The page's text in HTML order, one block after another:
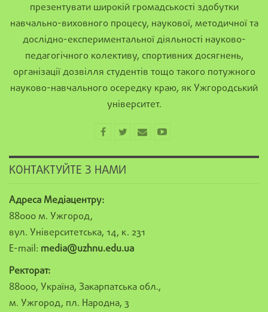
презентувати широкій громадськості здобутки
навчально-виховного процесу, наукової, методичної та
дослідно-експериментальної діяльності науково-
педагогічного колективу, спортивних досягнень,
організації дозвілля студентів тощо такого потужного
науково-навчального осередку краю, як Ужгородський
університет.
КОНТАКТУЙТЕ З НАМИ
Адреса Медіацентру:
88000 м. Ужгород,
вул. Університетська, 14, к. 231
E-mail: media@uzhnu.edu.ua
Ректорат:
88000, Україна, Закарпатська обл.,
м. Ужгород, пл. Народна, 3